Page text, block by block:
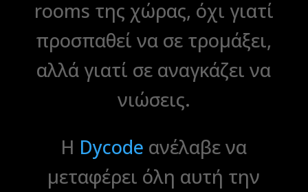
rooms της χώρας, όχι γιατί
προσπαθεί να σε τρομάξει,
αλλά γιατί σε αναγκάζει να
νιώσεις.
Η Dycode ανέλαβε να
μεταφέρει όλη αυτή την